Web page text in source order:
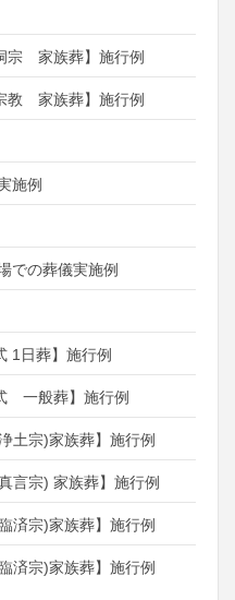
家族葬】施行例
家族葬】施行例
施例
での葬儀実施例
日葬】施行例
一般葬】施行例
土宗)家族葬】施行例
言宗) 家族葬】施行例
済宗)家族葬】施行例
済宗)家族葬】施行例